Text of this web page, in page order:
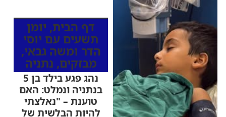
דף הבית, יומן
תשעים עם יוסי
הדר ומשה גבאי,
מבזקים, נתניה
נהג פגע בילד בן 5
בנתניה ונמלט: האם
טוענת – "נאלצתי
להיות הבלשית של